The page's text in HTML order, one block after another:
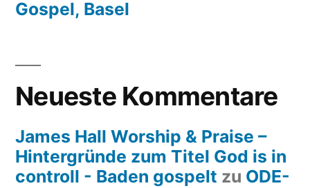
Gospel, Basel
Neueste Kommentare
James Hall Worship & Praise –
Hintergründe zum Titel God is in
controll - Baden gospelt zu ODE-